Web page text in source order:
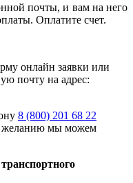
почты, и вам на него
Оплатите счет.
онлайн заявки или
почту на адрес:
8 (800) 201 68 22
желанию мы можем